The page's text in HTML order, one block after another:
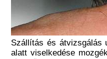
Szállítás és átvizsgálás
alatt viselkedése